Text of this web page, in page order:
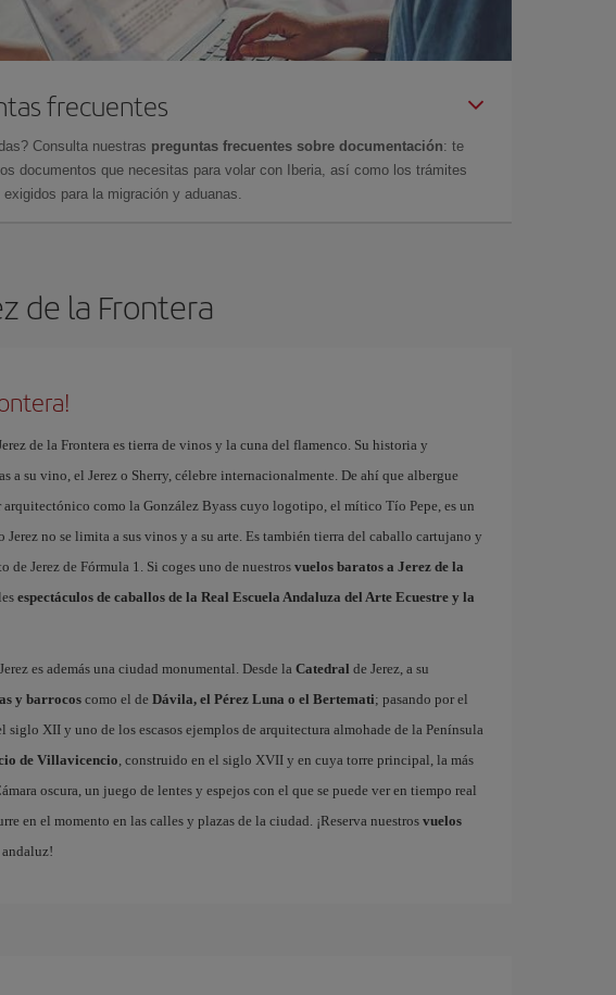
frecuentes
Consulta nuestras preguntas frecuentes sobre documentación: te
documentos que necesitas para volar con Iberia, así como los trámites
para la migración y aduanas.
de la Frontera
de la Frontera es tierra de vinos y la cuna del flamenco. Su historia y
a su vino, el Jerez o Sherry, célebre internacionalmente. De ahí que albergue
arquitectónico como la González Byass cuyo logotipo, el mítico Tío Pepe, es un
no se limita a sus vinos y a su arte. Es también tierra del caballo cartujano y
Jerez de Fórmula 1. Si coges uno de nuestros vuelos baratos a Jerez de la
espectáculos de caballos de la Real Escuela Andaluza del Arte Ecuestre y la
es además una ciudad monumental. Desde laCatedral de Jerez, a su
y barrocoscomo el de Dávila, el Pérez Luna o el Bertemati; pasando por el
siglo XII y uno de los escasos ejemplos de arquitectura almohade de la Península
de Villavicencio, construido en el siglo XVII y en cuya torre principal, la más
oscura, un juego de lentes y espejos con el que se puede ver en tiempo real
en el momento en las calles y plazas de la ciudad. ¡Reserva nuestros vuelos